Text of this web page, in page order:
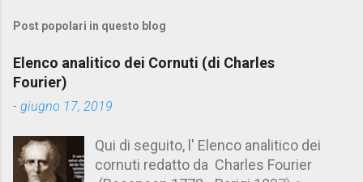
m
e
n
t
Post popolari in questo blog
Elenco analitico dei Cornuti (di Charles
Fourier)
- giugno 17, 2019
Qui di seguito, l' Elenco analitico dei
cornuti redatto da Charles Fourier